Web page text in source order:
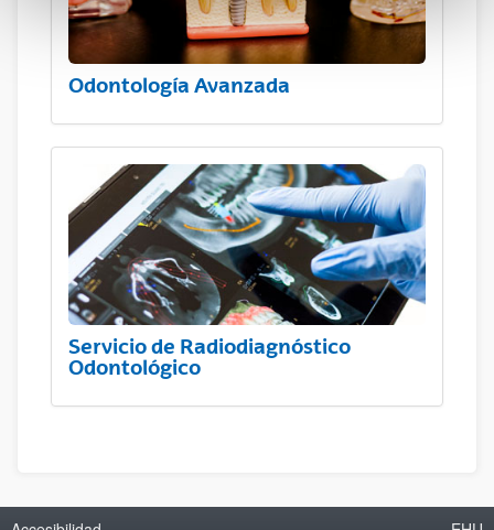
Odontología Avanzada
Servicio de Radiodiagnóstico
Odontológico